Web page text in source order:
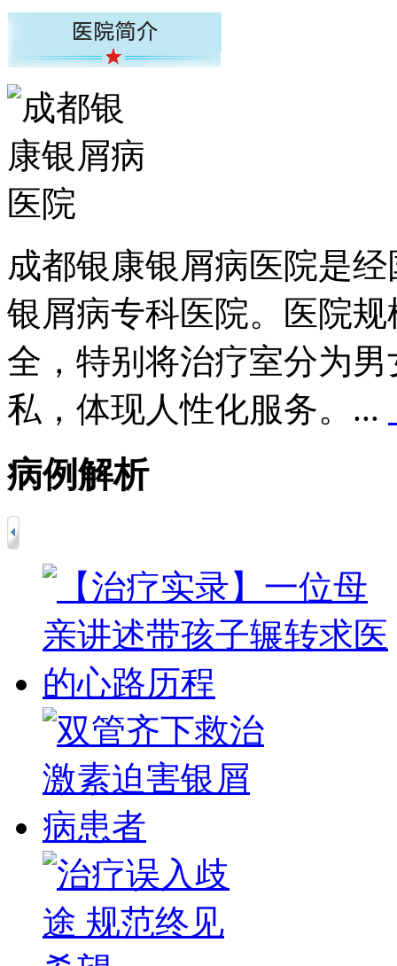
成都银康银屑病医院是
银屑病专科医院。医院
全，特别将治疗室分为
私，体现人性化服务。...
病例解析